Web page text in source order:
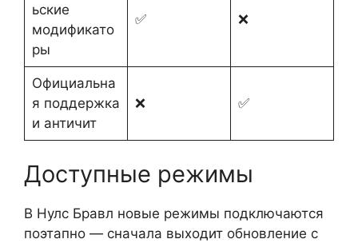
ьские
модификато
ры
✅ ❌
Официальна
я поддержка
и античит
❌ ✅
Доступные режимы
В Нулс Бравл новые режимы подключаются
поэтапно — сначала выходит обновление с